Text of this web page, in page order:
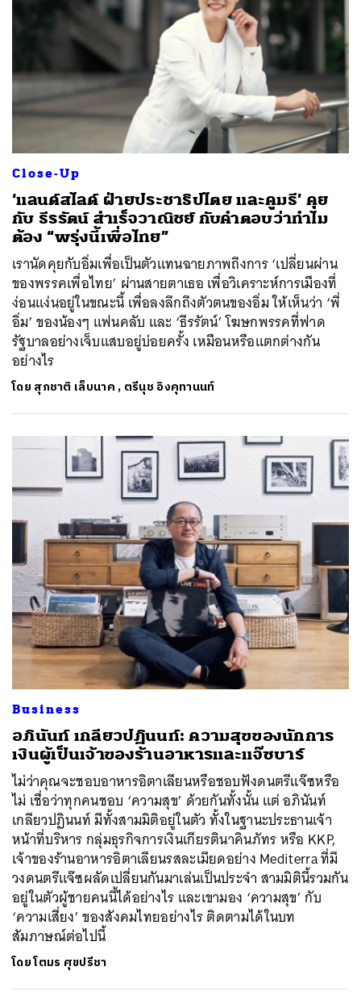
Close-Up
‘แลนด์สไลด์ ฝ่ายประชาธิปไตย และคูมธี’ คุย
กับ ธีรรัตน์ สำเร็จวาณิชย์ กับคำตอบว่าทำไม
ต้อง “พรุ่งนี้เพื่อไทย”
เรานัดคุยกับอิ่มเพื่อเป็นตัวแทนฉายภาพถึงการ ‘เปลี่ยนผ่าน
ของพรรคเพื่อไทย’ ผ่านสายตาเธอ เพื่อวิเคราะห์การเมืองที่
ง่อนแง่นอยู่ในขณะนี้ เพื่อลงลึกถึงตัวตนของอิ่ม ให้เห็นว่า ‘พี่
อิ่ม’ ของน้องๆ แฟนคลับ และ ‘ธีรรัตน์’ โฆษกพรรคที่ฟาด
รัฐบาลอย่างเจ็บแสบอยู่บ่อยครั้ง เหมือนหรือแตกต่างกัน
อย่างไร
โดย สุภชาติ เล็บนาค, ตรีนุช อิงคุทานนท์
Business
อภินันท์ เกลียวปฏินนท์: ความสุขของนักการ
เงินผู้เป็นเจ้าของร้านอาหารและแจ๊ซบาร์
ไม่ว่าคุณจะชอบอาหารอิตาเลียนหรือชอบฟังดนตรีแจ๊ซหรือ
ไม่ เชื่อว่าทุกคนชอบ ‘ความสุข’ ด้วยกันทั้งนั้น แต่ อภินันท์
เกลียวปฏินนท์ มีทั้งสามมิติอยู่ในตัว ทั้งในฐานะประธานเจ้า
หน้าที่บริหาร กลุ่มธุรกิจการเงินเกียรตินาคินภัทร หรือ KKP,
เจ้าของร้านอาหารอิตาเลียนรสละเมียดอย่าง Mediterra ที่มี
วงดนตรีแจ๊ซผลัดเปลี่ยนกันมาเล่นเป็นประจำ สามมิตินี้รวมกัน
อยู่ในตัวผู้ชายคนนี้ได้อย่างไร และเขามอง ‘ความสุข’ กับ
‘ความเสี่ยง’ ของสังคมไทยอย่างไร ติดตามได้ในบท
สัมภาษณ์ต่อไปนี้
โดยโตมร ศุขปรีชา
ค้นหา
SHARE TWEET EMAIL